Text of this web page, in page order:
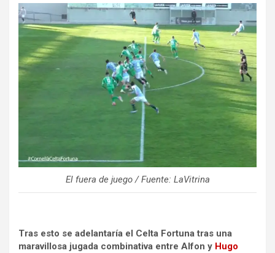
El fuera de juego / Fuente: LaVitrina
Tras esto se adelantaría el Celta Fortuna tras una
maravillosa jugada combinativa entre Alfon y Hugo